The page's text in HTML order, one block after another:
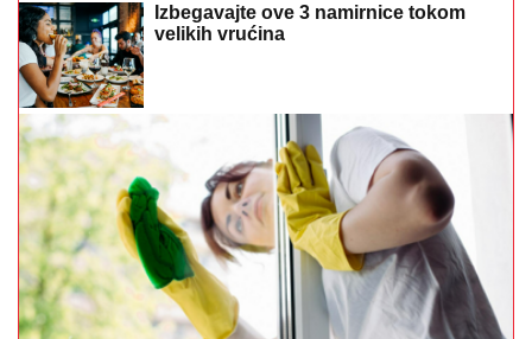
Izbegavajte ove 3 namirnice tokom
velikih vrućina